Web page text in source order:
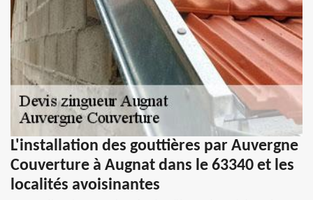
L'installation des gouttières par Auvergne
Couverture à Augnat dans le 63340 et les
localités avoisinantes